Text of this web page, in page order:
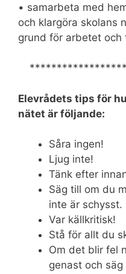
• samarbeta med
och klargöra skolans
grund för arbetet och
Elevrådets tips för
nätet är följande:
Såra ingen!
Ljug inte!
Tänk efter
Säg till om du
inte är schysst.
Var källkritisk!
Stå för allt du
Om det blir fel
genast och